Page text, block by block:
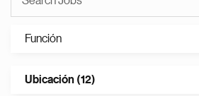
Función
Ubicación (12)